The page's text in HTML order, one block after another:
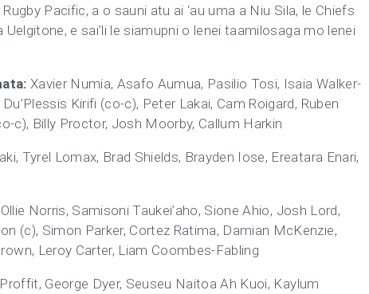
Pacific, a o sauni atu ai ‘au uma a Niu Sila, le Chiefs
e sai’li le siamupni o lenei taamilosaga mo lenei
Xavier Numia, Asafo Aumua, Pasilio Tosi, Isaia Walker-
Kirifi (co-c), Peter Lakai, Cam Roigard, Ruben
c), Billy Proctor, Josh Moorby, Callum Harkin
Tyrel Lomax, Brad Shields, Brayden Iose, Ereatara Enari,
Ollie Norris, Samisoni Taukei’aho, Sione Ahio, Josh Lord,
(c), Simon Parker, Cortez Ratima, Damian McKenzie,
Leroy Carter, Liam Coombes-Fabling
George Dyer, Seuseu Naitoa Ah Kuoi, Kaylum